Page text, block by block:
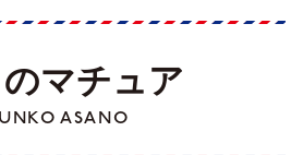
マチュア
ASANO